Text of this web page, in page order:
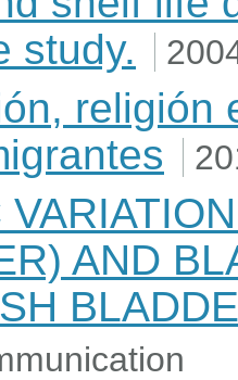
study.
religión
AND